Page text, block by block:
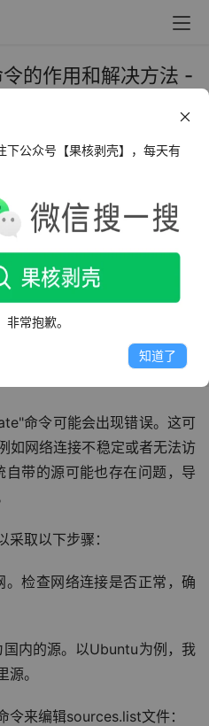
的作用和解决方法 -
程
经常使用的命令之一，它的
件包列表。当您在Linux上安
时，APT（高级软件包工具）
表。"apt-get update"命令会
其存储在本地计算机上，以便
新的软件包版本。这个命令通
以确保您的软件包列表是最新
命令可能会出现错误。这可
如网络连接不稳定或者无法访
带的源可能也存在问题，导
取以下步骤：
检查网络连接是否正常，确
内的源。以Ubuntu为例，我
。
令来编辑sources.list文件：
下公众号【果核剥壳】，每天有
常抱歉。
知道了